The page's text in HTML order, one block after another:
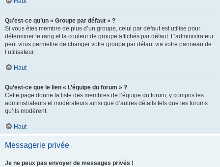
Qu’est-ce qu’un « Groupe par défaut » ?
Si vous êtes membre de plus d’un groupe, celui par défaut est utilisé pour
déterminer le rang et la couleur de groupe affichés par défaut. L’administrateur
peut vous permettre de changer votre groupe par défaut via votre panneau de
l’utilisateur.
Haut
Qu’est-ce que le lien « L’équipe du forum » ?
Cette page donne la liste des membres de l’équipe du forum, y compris les
administrateurs et modérateurs ainsi que d’autres détails tels que les forums
qu’ils modèrent.
Haut
Messagerie privée
Je ne peux pas envoyer de messages privés !